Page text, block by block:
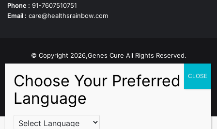
Phone : 91-7607510751
Email : care@healthsrainbow.com
© Copyright 2026,Genes Cure All Rights Reserved.
Facebook
X